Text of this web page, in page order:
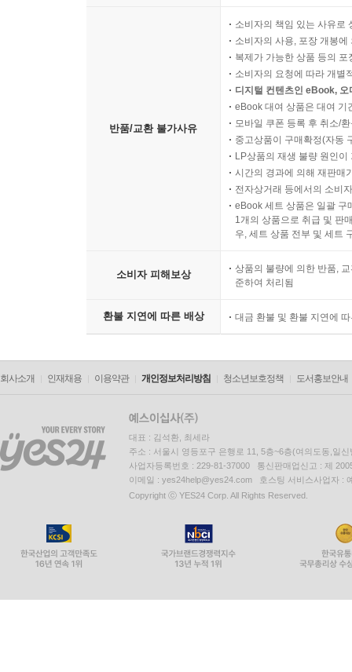
반품/교환 불가사유
소비자의 책임 있는 사유로
소비자의 사용, 포장 개봉
복제가 가능한 상품 등의
소비자의 요청에 따라 개별
디지털 컨텐츠인 eBook,
eBook 대여 상품은 대여 기
모바일 쿠폰 등록 후 취소/
중고상품이 구매확정(자동
LP상품의 재생 불량 원인
시간의 경과에 의해 재판매
전자상거래 등에서의 소비
eBook 세트 상품은 일괄 구
1개의 상품으로 취급 및 판
우, 세트 상품 전부 및 세트
소비자 피해보상
상품의 불량에 의한 반품,
준하여 처리됨
환불 지연에 따른 배상 대금 환불 및 환불 지연에
회사소개 인재채용 이용약관 개인정보처리방침 청소년보호정책 도서홍보안내
대표 : 김석환, 최세라
주소 : 서울시 영등포구 은행로 11, 5층~6층(여의도동,일신
사업자등록번호 : 229-81-37000 통신판매업신고 : 제
이메일 : yes24help@yes24.com 호스팅 서비스사업자 :
Copyright ⓒ YES24 Corp. All Rights Reserved.